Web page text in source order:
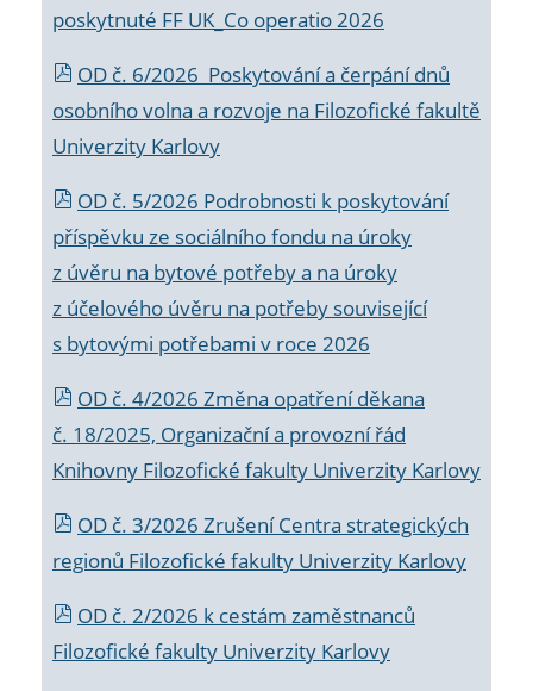
poskytnuté FF UK_Co operatio 2026
OD č. 6/2026 Poskytování a čerpání dnů
osobního volna a rozvoje na Filozofické fakultě
Univerzity Karlovy
OD č. 5/2026 Podrobnosti k poskytování
příspěvku ze sociálního fondu na úroky
z úvěru na bytové potřeby a na úroky
z účelového úvěru na potřeby související
s bytovými potřebami v roce 2026
OD č. 4/2026 Změna opatření děkana
č. 18/2025, Organizační a provozní řád
Knihovny Filozofické fakulty Univerzity Karlovy
OD č. 3/2026 Zrušení Centra strategických
regionů Filozofické fakulty Univerzity Karlovy
OD č. 2/2026 k cestám zaměstnanců
Filozofické fakulty Univerzity Karlovy